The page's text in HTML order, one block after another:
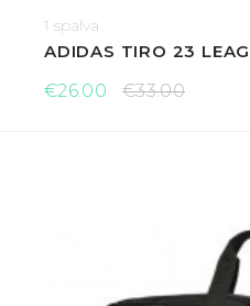
1 spalva
€26.00
€33.00